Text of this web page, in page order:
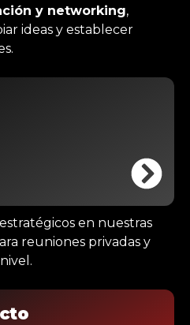
y networking,
ideas y establecer
en nuestras
reuniones privadas y